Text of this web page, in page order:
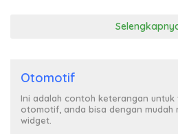
Otomotif
Ini adalah contoh keterangan
otomotif, anda bisa dengan mudah
widget.